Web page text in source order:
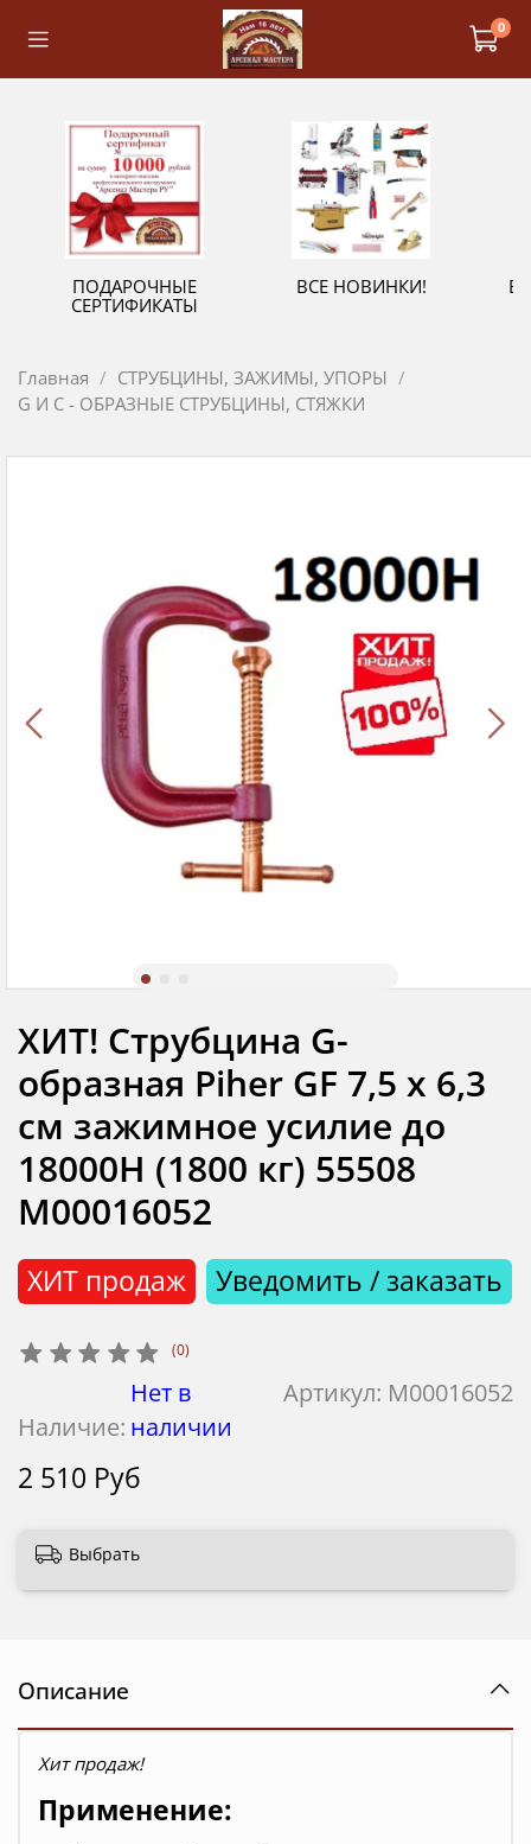
0
ПОДАРОЧНЫЕ
СЕРТИФИКАТЫ
ВСЕ НОВИНКИ!
Главная
СТРУБЦИНЫ, ЗАЖИМЫ, УПОРЫ
G И C - ОБРАЗНЫЕ СТРУБЦИНЫ, СТЯЖКИ
(0)
Артикул: М00016052
Наличие:
Нет в
наличии
ХИТ продаж Уведомить / заказать
ХИТ! Струбцина G-
образная Piher GF 7,5 х 6,3
см зажимное усилие до
18000Н (1800 кг) 55508
М00016052
2 510 Руб
Выбрать
Описание
Хит продаж!
Применение: